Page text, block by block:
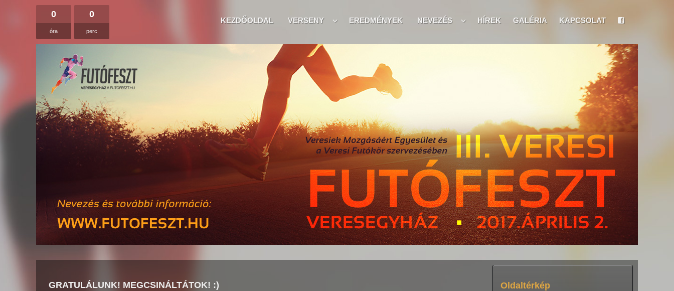
0
óra
0
perc
KEZDŐOLDAL VERSENY EREDMÉNYEK NEVEZÉS HÍREK GALÉRIA KAPCSOLAT
GRATULÁLUNK! MEGCSINÁLTÁTOK! :) Oldaltérkép